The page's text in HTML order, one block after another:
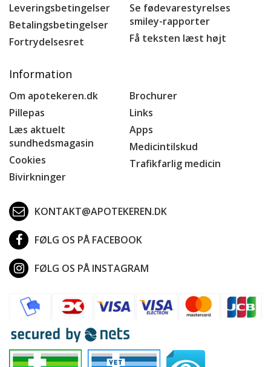
Leveringsbetingelser
Betalingsbetingelser
Fortrydelsesret
Se fødevarestyrelses
smiley-rapporter
Få teksten læst højt
Information
Om apotekeren.dk
Pillepas
Læs aktuelt
sundhedsmagasin
Cookies
Bivirkninger
Brochurer
Links
Apps
Medicintilskud
Trafikfarlig medicin
KONTAKT@APOTEKEREN.DK
FØLG OS PÅ FACEBOOK
FØLG OS PÅ INSTAGRAM